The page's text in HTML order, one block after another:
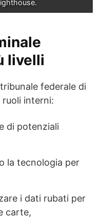
livelli
federale di
interni:
di potenziali
la tecnologia per
i dati rubati per
carte,